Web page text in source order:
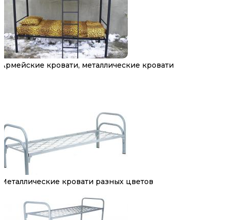
Армейские кровати, металлические кровати
Металлические кровати разных цветов